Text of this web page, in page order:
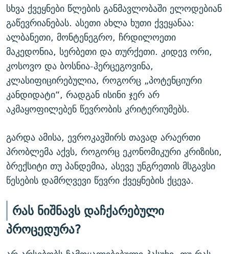
სხვა ქვეყნები წლების განმავლობაში ელოდებიან
გაწევრიანებას. ასეთი ახლა ხუთი ქვეყანაა:
ალბანეთი, მონტენეგრო, ჩრდილოეთი
მაკედონია, სერბეთი და თურქეთი. კიდევ ორი,
კოსოვო და ბოსნია-ჰერცეგოვინა,
კლასიფიცირებულია, როგორც „პოტენციური
კანდიდატი“, რადგან ისინი ჯერ არ
აკმაყოფილებენ წევრობის კრიტერიუმებს.
გარდა ამისა, ევროკავშირს თავად არაერთი
პრობლემა აქვს, როგორც ეკონომიკური კრიზისი,
ბრექსიტი თუ პანდემია, ასევე უნგრეთის მსგავსი
წესების დამრღვევი წევრი ქვეყნების ქცევა.
რას ნიშნავს დაჩქარებული
პროცედურა?